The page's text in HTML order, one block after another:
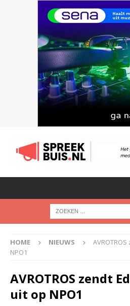
HOME NIEUWS
NPO1
AVROTROS zendt
uit op NPO1